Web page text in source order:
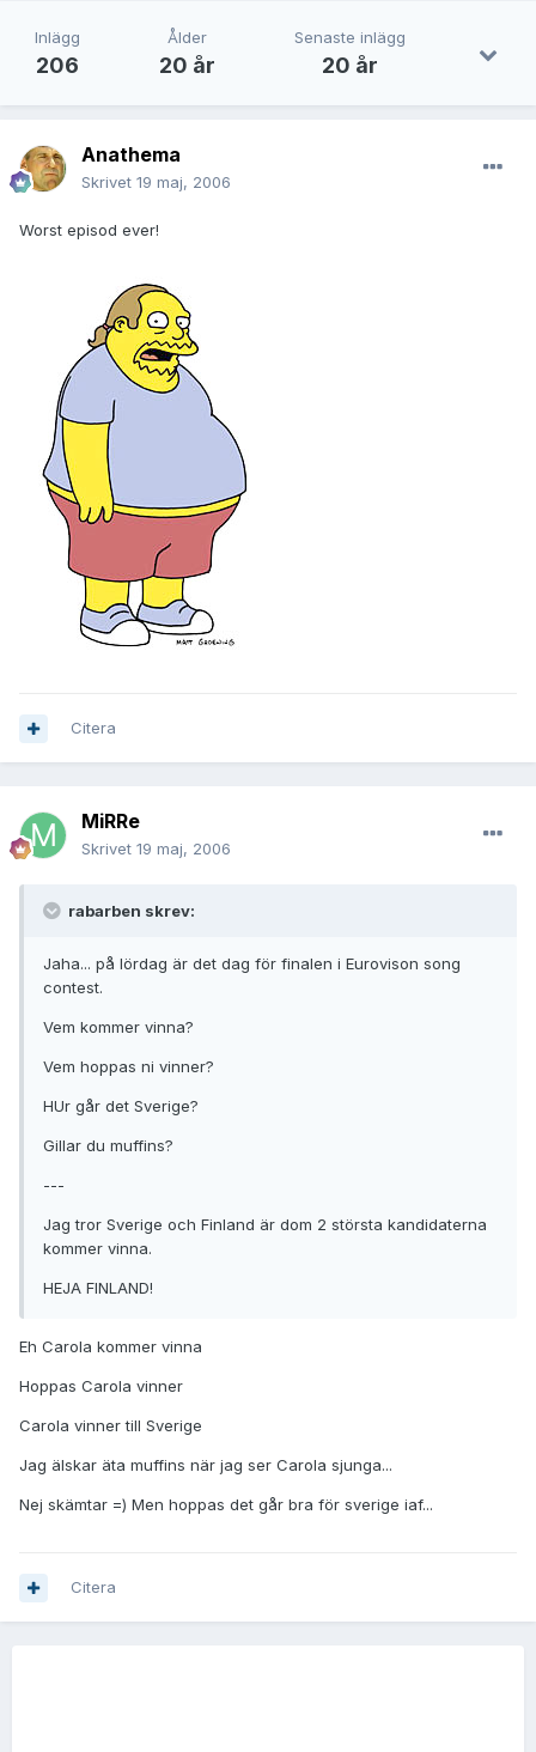
Inlägg
206
Ålder
20 år
Senaste inlägg
20 år
Anathema
Skrivet 19 maj, 2006
Worst episod ever!
Citera
MiRRe
Skrivet 19 maj, 2006
rabarben skrev:
Jaha... på lördag är det dag för finalen i Eurovison song
contest.
Vem kommer vinna?
Vem hoppas ni vinner?
HUr går det Sverige?
Gillar du muffins?
---
Jag tror Sverige och Finland är dom 2 största kandidaterna
kommer vinna.
HEJA FINLAND!
Eh Carola kommer vinna
Hoppas Carola vinner
Carola vinner till Sverige
Jag älskar äta muffins när jag ser Carola sjunga...
Nej skämtar =) Men hoppas det går bra för sverige iaf...
Citera